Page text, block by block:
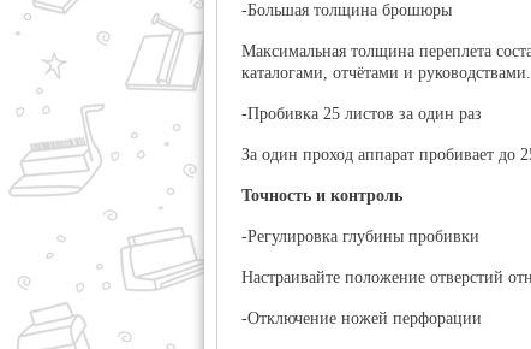
-Большая толщина брошюры
Максимальная толщина переплета
каталогами, отчётами и руководствами.
-Пробивка 25 листов за один раз
За один проход аппарат пробивает до
Точность и контроль
-Регулировка глубины пробивки
Настраивайте положение отверстий
-Отключение ножей перфорации